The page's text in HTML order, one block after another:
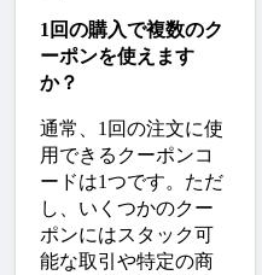
1回の購入で複数のク
ーポンを使えます
か？
通常、1回の注文に使
用できるクーポンコ
ードは1つです。ただ
し、いくつかのクー
ポンにはスタック可
能な取引や特定の商